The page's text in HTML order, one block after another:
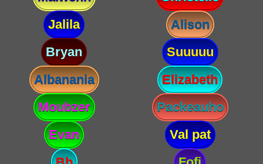
Jalila
Alison
Bryan
Suuuuu
Albanania
Elizabeth
Moubzer
Packeauho
Evan
Val pat